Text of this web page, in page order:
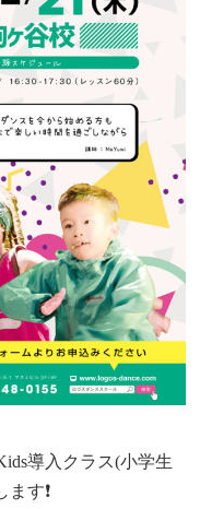
導入クラス(小学生
す❗️